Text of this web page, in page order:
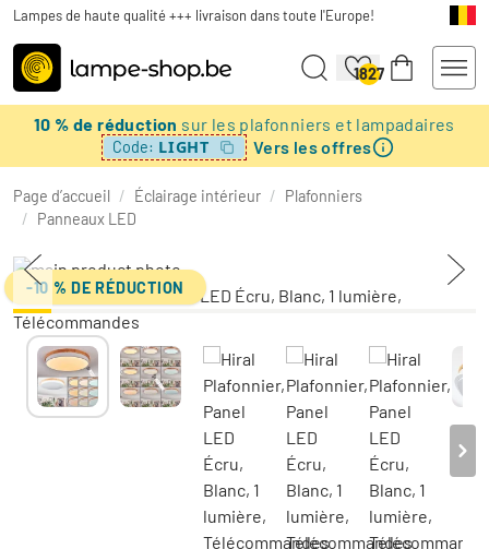
Lampes de haute qualité +++ livraison dans toute l'Europe!
1827
10 % de réduction sur les plafonniers et lampadaires
Code: LIGHT Vers les offres
Page d’accueil / Éclairage intérieur / Plafonniers
/ Panneaux LED
-10 % DE RÉDUCTION